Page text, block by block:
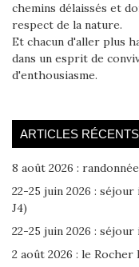
chemins délaissés et
respect de la nature.
Et chacun d'aller plus
dans un esprit de
d'enthousiasme.
ARTICLES RÉCENTS
8 août 2026 :
22-25 juin 2026 :
J4)
22-25 juin 2026 : séjour
2 août 2026 : le Rocher